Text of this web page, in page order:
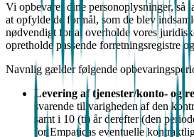
Vi opbevarer dine personoplysninger, så
at opfylde de formål, som de blev
nødvendigt for at overholde vores
opretholde passende forretningsregistre
Navnlig gælder følgende
Levering af tjenester/konto- og
svarende til varigheden af den
samt i 10 (ti) år derefter (den
for Empaticas eventuelle